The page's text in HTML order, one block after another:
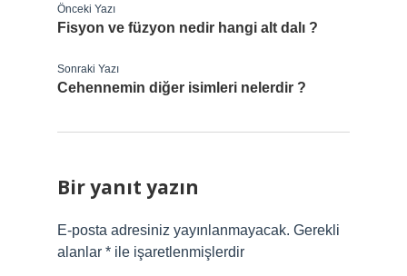
Önceki Yazı
Fisyon ve füzyon nedir hangi alt dalı ?
Sonraki Yazı
Cehennemin diğer isimleri nelerdir ?
Bir yanıt yazın
E-posta adresiniz yayınlanmayacak. Gerekli
alanlar * ile işaretlenmişlerdir